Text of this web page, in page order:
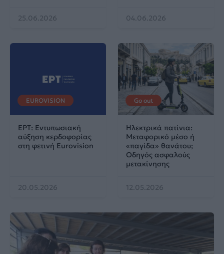
25.06.2026 04.06.2026
EUROVISION
ΕΡΤ: Εντυπωσιακή
αύξηση κερδοφορίας
στη φετινή Eurovision
20.05.2026
Go out
Ηλεκτρικά πατίνια:
Μεταφορικό μέσο ή
«παγίδα» θανάτου;
Οδηγός ασφαλούς
μετακίνησης
12.05.2026